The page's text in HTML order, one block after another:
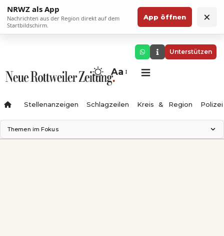
NRWZ als App
Nachrichten aus der Region direkt auf dem
Startbildschirm.
App öffnen ×
Unterstützen
Aa
Stellenanzeigen Schlagzeilen Kreis & Region Polizei
Themen im Fokus